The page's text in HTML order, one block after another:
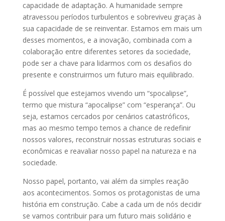
capacidade de adaptação. A humanidade sempre
atravessou períodos turbulentos e sobreviveu graças à
sua capacidade de se reinventar. Estamos em mais um
desses momentos, e a inovação, combinada com a
colaboração entre diferentes setores da sociedade,
pode ser a chave para lidarmos com os desafios do
presente e construirmos um futuro mais equilibrado.
É possível que estejamos vivendo um “spocalipse”,
termo que mistura “apocalipse” com “esperança”. Ou
seja, estamos cercados por cenários catastróficos,
mas ao mesmo tempo temos a chance de redefinir
nossos valores, reconstruir nossas estruturas sociais e
econômicas e reavaliar nosso papel na natureza e na
sociedade.
Nosso papel, portanto, vai além da simples reação
aos acontecimentos. Somos os protagonistas de uma
história em construção. Cabe a cada um de nós decidir
se vamos contribuir para um futuro mais solidário e